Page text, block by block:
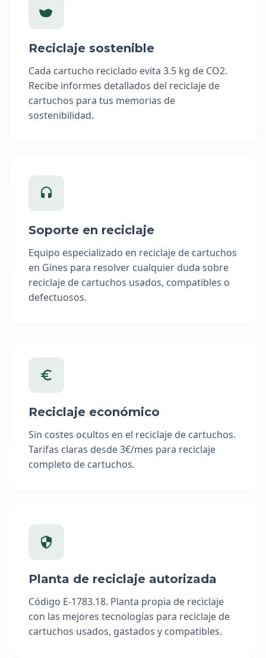
Reciclaje sostenible
Cada cartucho reciclado evita 3.5 kg de CO2.
Recibe informes detallados del reciclaje de
cartuchos para tus memorias de
sostenibilidad.
Soporte en reciclaje
Equipo especializado en reciclaje de cartuchos
en Gines para resolver cualquier duda sobre
reciclaje de cartuchos usados, compatibles o
defectuosos.
Reciclaje económico
Sin costes ocultos en el reciclaje de cartuchos.
Tarifas claras desde 3€/mes para reciclaje
completo de cartuchos.
Planta de reciclaje autorizada
Código E-1783.18. Planta propia de reciclaje
con las mejores tecnologías para reciclaje de
cartuchos usados, gastados y compatibles.